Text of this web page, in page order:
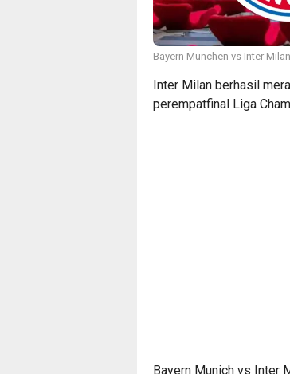
Bayern Munchen vs Inter
Inter Milan berhasil
perempatfinal Liga
Bayern Munich vs Inter